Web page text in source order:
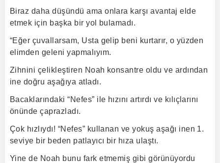
Biraz daha düşündü ama onlara karşı avantaj elde
etmek için başka bir yol bulamadı.
“Eğer çuvallarsam, Usta gelip beni kurtarır, o yüzden
elimden geleni yapmalıyım.
Zihnini çelikleştiren Noah konsantre oldu ve ardından
ine doğru aşağıya atladı.
Bacaklarındaki “Nefes” ile hızını artırdı ve kılıçlarını
önünde çaprazladı.
Çok hızlıydı! “Nefes” kullanan ve yokuş aşağı inen 1.
seviye bir beden patlayıcı bir hıza ulaştı.
Yine de Noah bunu fark etmemiş gibi görünüyordu